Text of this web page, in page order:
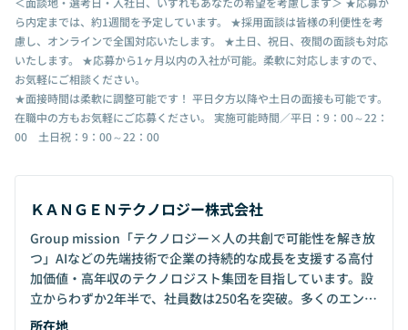
ら内定までは、約1週間を予定しています。 ★採用面談は皆様の利便性を考
慮し、オンラインで全国対応いたします。 ★土日、祝日、夜間の面談も対応
いたします。 ★応募から1ヶ月以内の入社が可能。柔軟に対応しますので、
お気軽にご相談ください。
★面接時間は柔軟に調整可能です！ 平日夕方以降や土日の面接も可能です。
在職中の方もお気軽にご応募ください。 実施可能時間／平日：9：00～22：
00 土日祝：9：00～22：00
ＫＡＮＧＥＮテクノロジー株式会社
Group mission「テクノロジー×人の共創で可能性を解き放
つ」AIなどの先端技術で企業の持続的な成長を支援する高付
加価値・高年収のテクノロジスト集団を目指しています。設
立からわずか2年半で、社員数は250名を突破。多くのエンジ
ニアに選ばれ、急成長中のフェーズを迎えています。営業・
所在地